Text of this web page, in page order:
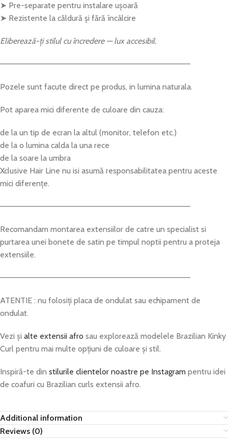
➤ Pre-separate pentru instalare ușoară
➤ Rezistente la căldură și fără încâlcire
Eliberează-țistilulcuîncredere —lux accesibil.
——————————————————————————————————
Pozele sunt facute direct pe produs, in lumina naturala.
Pot aparea mici diferente de culoare din cauza:
de la un tip de ecran la altul (monitor, telefon etc.)
de la o lumina calda la una rece
de la soare la umbra
Xclusive Hair Line nu isi asumă responsabilitatea pentru aceste
mici diferențe.
——————————————————————————————————
Recomandam montarea extensiilor de catre un specialist si
purtarea unei bonete de satin pe timpul noptii pentru a proteja
extensiile.
——————————————————————————————————
ATENTIE : nu folosiți placa de ondulat sau echipament de
ondulat.
Vezi și alte extensii afro sau explorează modelele Brazilian Kinky
Curl pentru mai multe opțiuni de culoare și stil.
Inspiră-te din stilurile clientelor noastre pe Instagram pentru idei
de coafuri cu Brazilian curls extensii afro.
Additional information
Reviews (0)